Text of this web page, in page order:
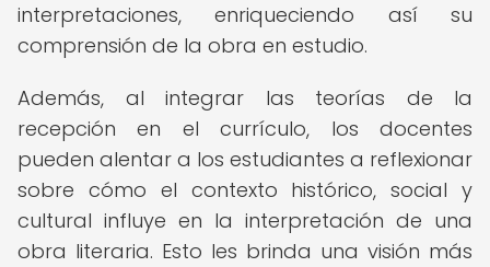
interpretaciones, enriqueciendo así su
comprensión de la obra en estudio.
Además, al integrar las teorías de la
recepción en el currículo, los docentes
pueden alentar a los estudiantes a reflexionar
sobre cómo el contexto histórico, social y
cultural influye en la interpretación de una
obra literaria. Esto les brinda una visión más